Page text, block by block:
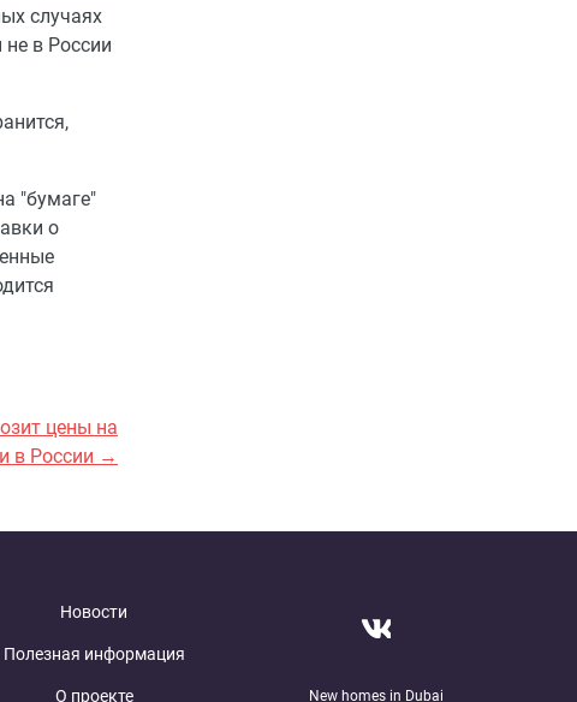
случаях
в России
"бумаге"
о
цены на
в России →
Новости
Полезная информация
О проекте New homes in Dubai